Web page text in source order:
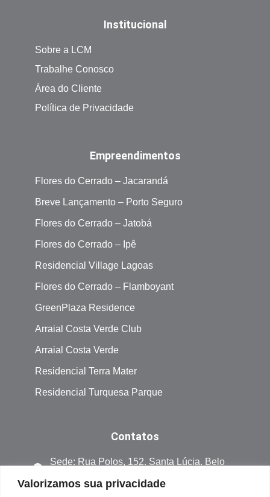
Valorizamos sua privacidade
Institucional
Sobre a LCM
Trabalhe Conosco
Área do Cliente
Política de Privacidade
Empreendimentos
Flores do Cerrado – Jacarandá
Breve Lançamento – Porto Seguro
Flores do Cerrado – Jatobá
Flores do Cerrado – Ipê
Residencial Village Lagoas
Flores do Cerrado – Flamboyant
GreenPlaza Residence
Arraial Costa Verde Club
Arraial Costa Verde
Residencial Terra Mater
Residencial Turquesa Parque
Contatos
Sede: Rua Polos, 152. Santa Lúcia. Belo